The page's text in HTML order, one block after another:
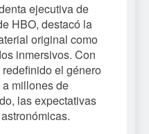
ejecutiva de
HBO, destacó la
original como
inmersivos. Con
el género
millones de
las expectativas